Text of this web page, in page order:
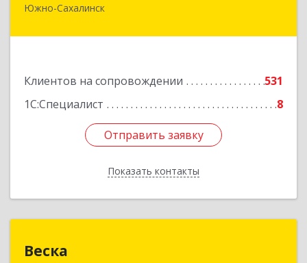
Южно-Сахалинск
Клиентов на сопровождении
531
1С:Специалист
8
Отправить заявку
Показать контакты
693023, Сахалинская обл, город Южно-
Подробнее
Отправить заявку
Назад
Веска